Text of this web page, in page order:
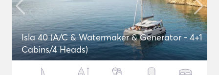
Isla 40 (A/C & Watermaker & Generator - 4+1
Cabins/4 Heads)